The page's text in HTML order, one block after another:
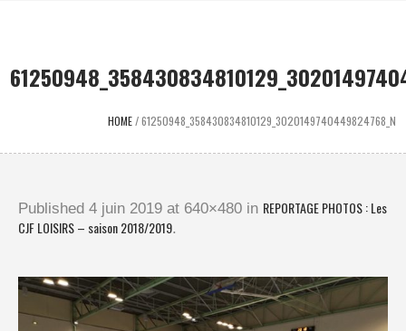
HOME/61250948_358430834810129_3020149740449824768_N
Published 4 juin 2019 at 640×480 in REPORTAGE PHOTOS : Les
CJF LOISIRS – saison 2018/2019.